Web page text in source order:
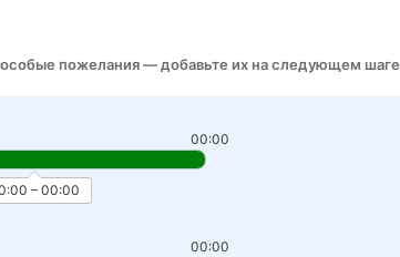
пожелания — добавьте их на следующем шаге
00:00
– 00:00
00:00